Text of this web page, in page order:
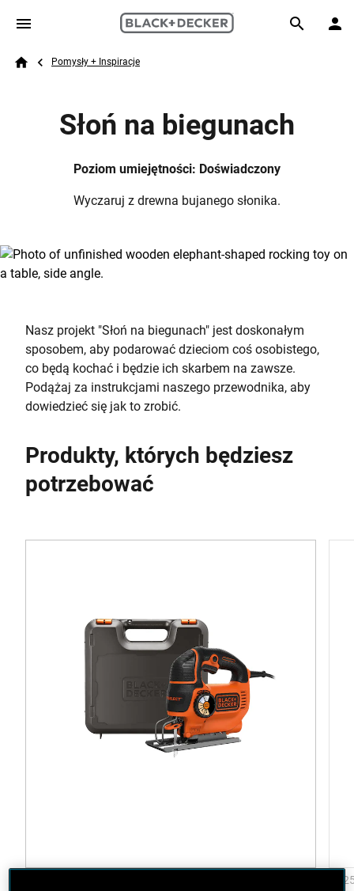
Skip to main content
Search
Breadcrumb
Pomysły + Inspiracje
Słoń na biegunach
Poziom umiejętności: Doświadczony
Wyczaruj z drewna bujanego słonika.
Nasz projekt "Słoń na biegunach" jest doskonałym
sposobem, aby podarować dzieciom coś osobistego,
co będą kochać i będzie ich skarbem na zawsze.
Podążaj za instrukcjami naszego przewodnika, aby
dowiedzieć się jak to zrobić.
Produkty, których będziesz
potrzebować